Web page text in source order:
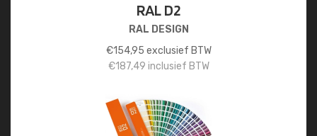
RAL D2
RAL DESIGN
€154,95 exclusief BTW
€187,49 inclusief BTW